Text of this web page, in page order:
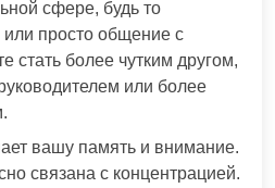
сфере, будь то
просто общение с
стать более чутким другом,
или более
вашу память и внимание.
связана с концентрацией.